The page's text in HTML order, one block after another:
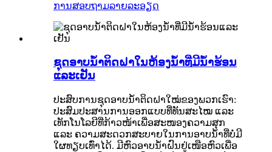
ການສອບຖາມລາຍລະອຽດ
ຊຸດອາບນໍ້າຕິດຝາໃນຫ້ອງນ້ໍາທີ່ມີນ້ໍາຮ້ອນ
ແລະເຢັນ
ປະສົບການຊຸດອາບນໍ້າຕິດຝາໃໝ່ຂອງພວກເຮົາ:
ປະສົມປະສານການອອກແບບທີ່ທັນສະໄໝ ແລະ
ເທັກໂນໂລຍີທີ່ກ້າວໜ້າເພື່ອສະໜອງຄວາມສຸກ
ແລະ ຄວາມສະດວກສະບາຍໃນການອາບນໍ້າທີ່ບໍ່ມີ
ໃຜທຽບເທົ່າໄດ້. ມີຫົວອາບນໍ້າຝົນຢູ່ເໜືອຫົວເພື່ອ